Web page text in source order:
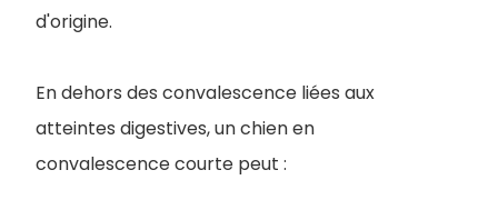
d'origine.
En dehors des convalescence liées aux
atteintes digestives, un chien en
convalescence courte peut :